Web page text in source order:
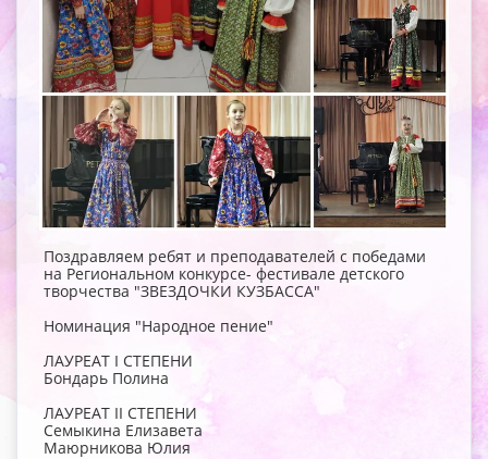
Поздравляем ребят и преподавателей с победами
на Региональном конкурсе- фестивале детского
творчества "ЗВЕЗДОЧКИ КУЗБАССА"
Номинация "Народное пение"
ЛАУРЕАТ I СТЕПЕНИ
Бондарь Полина
ЛАУРЕАТ II СТЕПЕНИ
Семыкина Елизавета
Маюрникова Юлия